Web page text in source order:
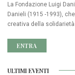
La Fondazione Luigi
Danieli (1915 -1993),
creativa della
ENTRA
ULTIMI EVENTI